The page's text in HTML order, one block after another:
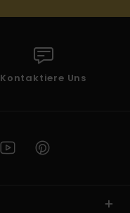
Kontaktiere Uns